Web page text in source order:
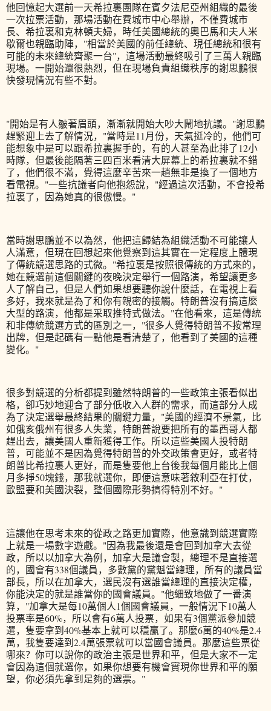
他回憶起大選前一天希拉裏團隊在賓夕法尼亞州組織的最後
一次拉票活動，那場活動在費城市中心舉辦，不僅費城市
長、希拉裏和克林頓夫婦，時任美國總統的奧巴馬和夫人米
歇爾也親臨助陣，"相當於美國的前任總統、現任總統和很有
可能的未來總統齊聚一台"，這場活動最終吸引了三萬人親臨
現場。一開始還很熱烈，但在現場負責組織秩序的謝思鵬很
快發現情況有些不對。
"開始是有人皺著眉頭，漸漸就開始大吵大鬧地抗議。"謝思鵬
趕緊迎上去了解情況，"當時是11月份，天氣挺冷的，他們可
能想象中是可以跟希拉裏握手的，有的人甚至為此排了12小
時隊，但最後能隔著三四百米看清大屏幕上的希拉裏就不錯
了，他們很不滿，覺得這麼辛苦來一趟無非是換了一個地方
看電視。"一些抗議者向他抱怨說，"經過這次活動，不會投希
拉裏了，因為她真的很傲慢。"
當時謝思鵬並不以為然，他把這歸結為組織活動不可能讓人
人滿意，但現在回想起來他覺察到這其實在一定程度上體現
了傳統競選思路的式微。"希拉裏是按照很傳統的方式來的，
她在競選前這個關鍵的夜晚決定舉行一個路演，希望讓更多
人了解自己，但是人們如果想要聽你說什麼話，在電視上看
多好，我來就是為了和你有親密的接觸。特朗普沒有搞這麼
大型的路演，他都是采取推特式做法。"在他看來，這是傳統
和非傳統競選方式的區別之一，"很多人覺得特朗普不按常理
出牌，但是起碼有一點他是看清楚了，他看到了美國的這種
變化。"
很多對競選的分析都提到雖然特朗普的一些政策主張看似出
格，卻巧妙地迎合了部分低收入人群的需求，而這部分人成
為了決定選舉最終結果的關鍵力量，"美國的經濟不景氣，比
如俄亥俄州有很多人失業，特朗普說要把所有的墨西哥人都
趕出去，讓美國人重新獲得工作。所以這些美國人投特朗
普，可能並不是因為覺得特朗普的外交政策會更好，或者特
朗普比希拉裏人更好，而是隻要他上台後我每個月能比上個
月多掙50塊錢，那我就選你，即便這意味著敘利亞在打仗，
歐盟要和美國決裂，整個國際形勢搞得特別不好。"
這讓他在思考未來的從政之路更加實際，他意識到競選實際
上就是一場數字遊戲。"因為我最後還是會回到加拿大去從
政，所以以加拿大為例，加拿大是議會製，總理不是直接選
的，國會有338個議員，多數黨的黨魁當總理，所有的議員當
部長，所以在加拿大，選民沒有選誰當總理的直接決定權，
你能決定的就是誰當你的國會議員。"他細致地做了一番演
算，"加拿大是每10萬個人1個國會議員，一般情況下10萬人
投票率是60%，所以會有6萬人投票，如果有3個黨派參加競
選，隻要拿到40%基本上就可以穩贏了。那麼6萬的40%是2.4
萬，我隻要達到2.4萬張票就可以當國會議員。那麼這些票從
哪來？你可以說你的政治主張是世界和平，但是大家不一定
會因為這個就選你，如果你想要有機會實現你世界和平的願
望，你必須先拿到足夠的選票。"